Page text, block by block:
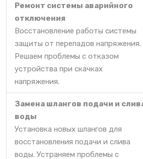
Ремонт системы аварийного
отключения
Восстановление работы системы
защиты от перепадов напряжения.
Решаем проблемы с отказом
устройства при скачках
напряжения.
Замена шлангов подачи и
воды
Установка новых шлангов для
восстановления подачи и слива
воды. Устраняем проблемы с